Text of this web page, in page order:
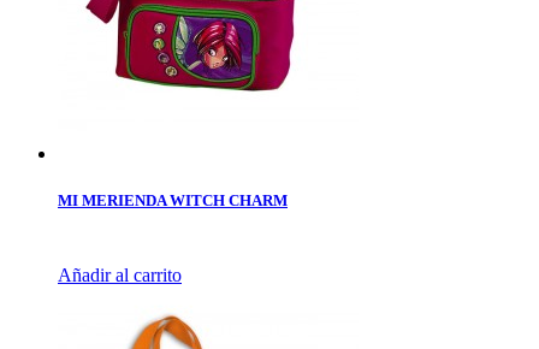
MI MERIENDA WITCH CHARM
Añadir al carrito